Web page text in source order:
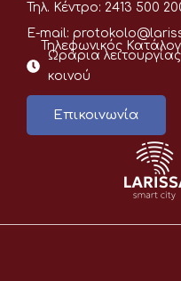
Τηλ. Κέντρο: 2413 500
E-mail:
Τηλεφωνικός
Ωράρια
κοινού
Επικοινωνία